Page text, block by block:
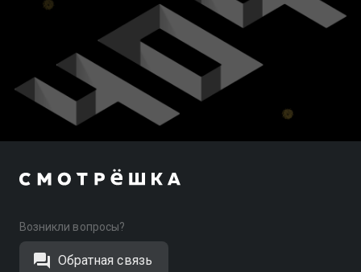
Возникли вопросы?
Обратная связь